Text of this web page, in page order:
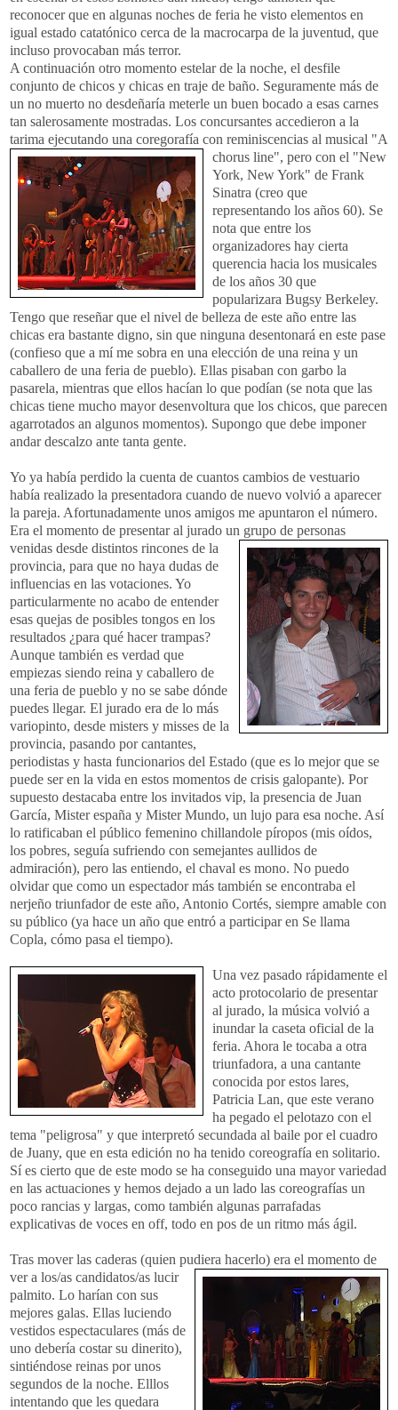
reconocer que en algunas noches de feria he visto elementos en
igual estado catatónico cerca de la macrocarpa de la juventud, que
incluso provocaban más terror.
A continuación otro momento estelar de la noche, el desfile
conjunto de chicos y chicas en traje de baño. Seguramente más de
un no muerto no desdeñaría meterle un buen bocado a esas carnes
tan salerosamente mostradas. Los concursantes accedieron a la
tarima ejecutando una coregorafía con reminiscencias al musical "A
chorus line", pero con el "New
York, New York" de Frank
Sinatra (creo que
representando los años 60). Se
nota que entre los
organizadores hay cierta
querencia hacia los musicales
de los años 30 que
popularizara Bugsy Berkeley.
Tengo que reseñar que el nivel de belleza de este año entre las
chicas era bastante digno, sin que ninguna desentonará en este pase
(confieso que a mí me sobra en una elección de una reina y un
caballero de una feria de pueblo). Ellas pisaban con garbo la
pasarela, mientras que ellos hacían lo que podían (se nota que las
chicas tiene mucho mayor desenvoltura que los chicos, que parecen
agarrotados an algunos momentos). Supongo que debe imponer
andar descalzo ante tanta gente.
Yo ya había perdido la cuenta de cuantos cambios de vestuario
había realizado la presentadora cuando de nuevo volvió a aparecer
la pareja. Afortunadamente unos amigos me apuntaron el número.
Era el momento de presentar al jurado un grupo de personas
venidas desde distintos rincones de la
provincia, para que no haya dudas de
influencias en las votaciones. Yo
particularmente no acabo de entender
esas quejas de posibles tongos en los
resultados ¿para qué hacer trampas?
Aunque también es verdad que
empiezas siendo reina y caballero de
una feria de pueblo y no se sabe dónde
puedes llegar. El jurado era de lo más
variopinto, desde misters y misses de la
provincia, pasando por cantantes,
periodistas y hasta funcionarios del Estado (que es lo mejor que se
puede ser en la vida en estos momentos de crisis galopante). Por
supuesto destacaba entre los invitados vip, la presencia de Juan
García, Mister españa y Mister Mundo, un lujo para esa noche. Así
lo ratificaban el público femenino chillandole píropos (mis oídos,
los pobres, seguía sufriendo con semejantes aullidos de
admiración), pero las entiendo, el chaval es mono. No puedo
olvidar que como un espectador más también se encontraba el
nerjeño triunfador de este año, Antonio Cortés, siempre amable con
su público (ya hace un año que entró a participar en Se llama
Copla, cómo pasa el tiempo).
Una vez pasado rápidamente el
acto protocolario de presentar
al jurado, la música volvió a
inundar la caseta oficial de la
feria. Ahora le tocaba a otra
triunfadora, a una cantante
conocida por estos lares,
Patricia Lan, que este verano
ha pegado el pelotazo con el
tema "peligrosa" y que interpretó secundada al baile por el cuadro
de Juany, que en esta edición no ha tenido coreografía en solitario.
Sí es cierto que de este modo se ha conseguido una mayor variedad
en las actuaciones y hemos dejado a un lado las coreografías un
poco rancias y largas, como también algunas parrafadas
explicativas de voces en off, todo en pos de un ritmo más ágil.
Tras mover las caderas (quien pudiera hacerlo) era el momento de
ver a los/as candidatos/as lucir
palmito. Lo harían con sus
mejores galas. Ellas luciendo
vestidos espectaculares (más de
uno debería costar su dinerito),
sintiéndose reinas por unos
segundos de la noche. Elllos
intentando que les quedara